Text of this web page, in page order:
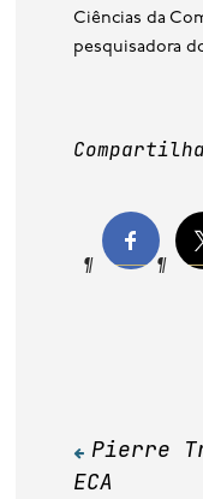
Ciências da
pesquisadora
Pierre
ECA